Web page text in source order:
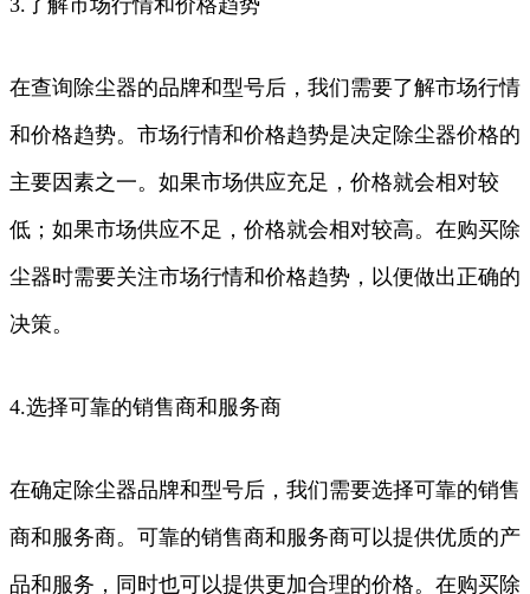
在查询除尘器的品牌和型号后，我们需要了解市场行情
和价格趋势。市场行情和价格趋势是决定除尘器价格的
主要因素之一。如果市场供应充足，价格就会相对较
低；如果市场供应不足，价格就会相对较高。在购买除
尘器时需要关注市场行情和价格趋势，以便做出正确的
决策。
4.选择可靠的销售商和服务商
在确定除尘器品牌和型号后，我们需要选择可靠的销售
商和服务商。可靠的销售商和服务商可以提供优质的产
品和服务，同时也可以提供更加合理的价格。在购买除